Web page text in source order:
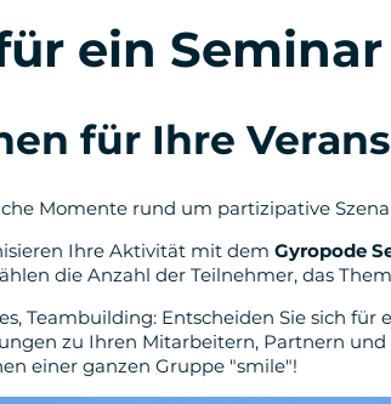
ein
für Ihre
Momente rund um partizipative
Ihre Aktivität mit dem Gyropode
die Anzahl der Teilnehmer, das
Teambuilding: Entscheiden Sie sich
zu Ihren Mitarbeitern, Partnern
einer ganzen Gruppe "smile"!